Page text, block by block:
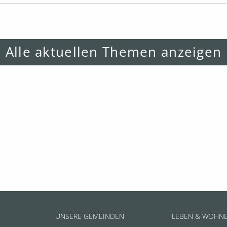
Alle aktuellen Themen anzeigen
UNSERE GEMEINDEN
LEBEN &